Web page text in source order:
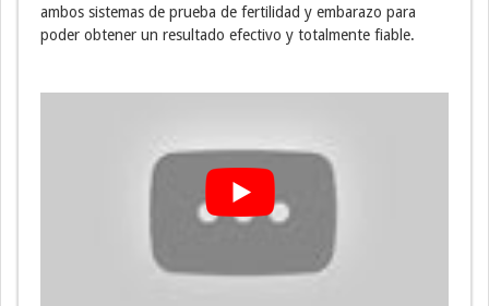
ambos sistemas de prueba de fertilidad y embarazo para
poder obtener un resultado efectivo y totalmente fiable.